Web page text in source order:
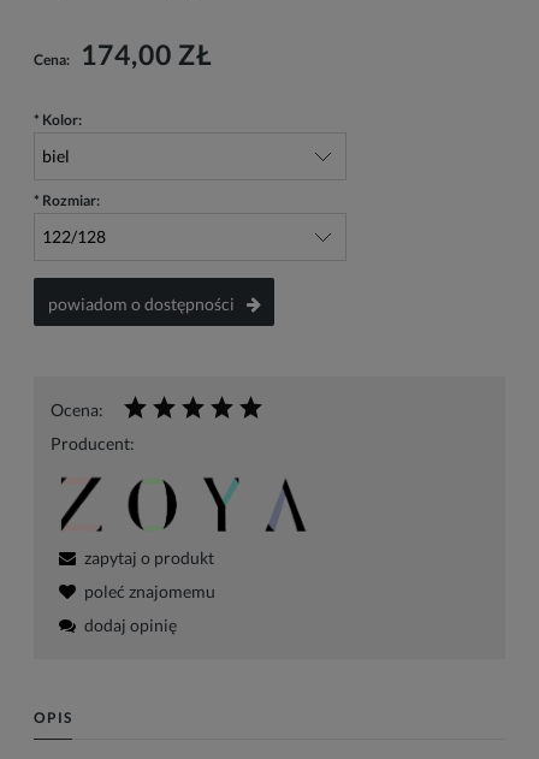
Cena: 174,00 ZŁ
* Kolor:
* Rozmiar:
powiadom o dostępności
Ocena:
Producent:
zapytaj o produkt
poleć znajomemu
dodaj opinię
OPIS